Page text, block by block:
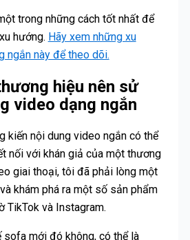
trong những cách tốt nhất để
hướng. Hãy xem những xu
ngắn này để theo dõi.
hiệu nên sử
video dạng ngắn
kiến nội dung video ngắn có thể
nối với khán giả của một thương
giai thoại, tôi đã phải lòng một
khám phá ra một số sản phẩm
TikTok và Instagram.
sofa mới đó không, có thể là